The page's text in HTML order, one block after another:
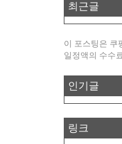
최근글
이 포스팅은 쿠
일정액의 수수
인기글
링크